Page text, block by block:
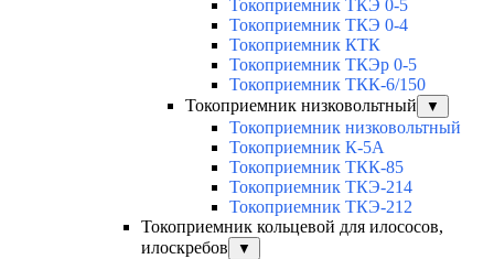
Токоприемник ТКЭ 0-5
Токоприемник ТКЭ 0-4
Токоприемник КТК
Токоприемник ТКЭр 0-5
Токоприемник ТКК-6/150
Токоприемник низковольтный
▼
Токоприемник низковольтный
Токоприемник К-5А
Токоприемник ТКК-85
Токоприемник ТКЭ-214
Токоприемник ТКЭ-212
Токоприемник кольцевой для илососов,
илоскребов
▼